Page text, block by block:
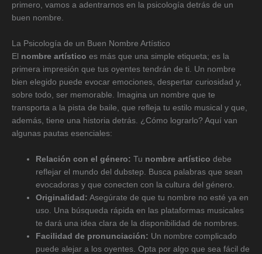
primero, vamos a adentrarnos en la psicología detrás de un
buen nombre.
La Psicología de un Buen Nombre Artístico
El nombre artístico es más que una simple etiqueta; es la
primera impresión que tus oyentes tendrán de ti. Un nombre
bien elegido puede evocar emociones, despertar curiosidad y,
sobre todo, ser memorable. Imagina un nombre que te
transporta a la pista de baile, que refleja tu estilo musical y que,
además, tiene una historia detrás. ¿Cómo lograrlo? Aquí van
algunas pautas esenciales:
Relación con el género: Tu nombre artístico debe
reflejar el mundo del dubstep. Busca palabras que sean
evocadoras y que conecten con la cultura del género.
Originalidad: Asegúrate de que tu nombre no esté ya en
uso. Una búsqueda rápida en las plataformas musicales
te dará una idea clara de la disponibilidad de nombres.
Facilidad de pronunciación: Un nombre complicado
puede alejar a los oyentes. Opta por algo que sea fácil de